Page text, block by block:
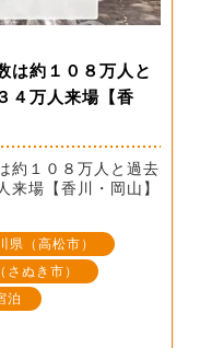
は約１０８万人と
４万人来場【香
約１０８万人と過去
場【香川・岡山】
県（高松市）
さぬき市）
泊